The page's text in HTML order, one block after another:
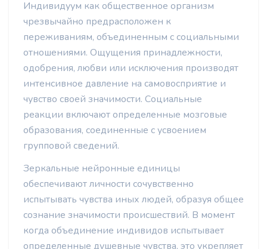
Индивидуум как общественное организм
чрезвычайно предрасположен к
переживаниям, объединенным с социальными
отношениями. Ощущения принадлежности,
одобрения, любви или исключения производят
интенсивное давление на самовосприятие и
чувство своей значимости. Социальные
реакции включают определенные мозговые
образования, соединенные с усвоением
групповой сведений.
Зеркальные нейронные единицы
обеспечивают личности сочувственно
испытывать чувства иных людей, образуя общее
сознание значимости происшествий. В момент
когда объединение индивидов испытывает
определенные душевные чувства, это укрепляет